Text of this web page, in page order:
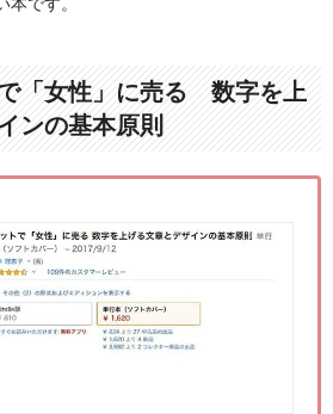
「女性」に売る 数字を上
ンの基本原則